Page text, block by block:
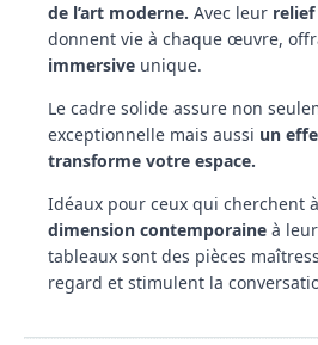
de l’art moderne. Avec leur relief
donnent vie à chaque œuvre,
immersive unique.
Le cadre solide assure non
exceptionnelle mais aussi un
transforme votre espace.
Idéaux pour ceux qui cherchent
dimension contemporaine à
tableaux sont des pièces
regard et stimulent la